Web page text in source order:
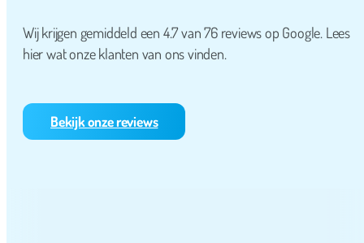
Wij krijgen gemiddeld een 4.7 van 76 reviews op Google. Lees
hier wat onze klanten van ons vinden.
Bekijk onze reviews